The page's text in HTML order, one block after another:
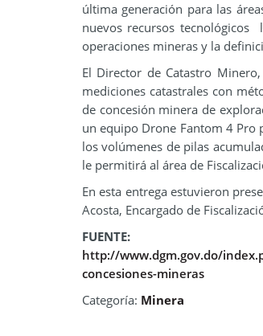
última generación para las
nuevos recursos tecnológicos
operaciones mineras y la
El Director de Catastro
mediciones catastrales con
de concesión minera de
un equipo Drone Fantom 4 Pro
los volúmenes de pilas
le permitirá al área de
En esta entrega estuvieron
Acosta, Encargado de
FUENTE:
http://www.dgm.gov.do/
concesiones-mineras
Categoría: Minera